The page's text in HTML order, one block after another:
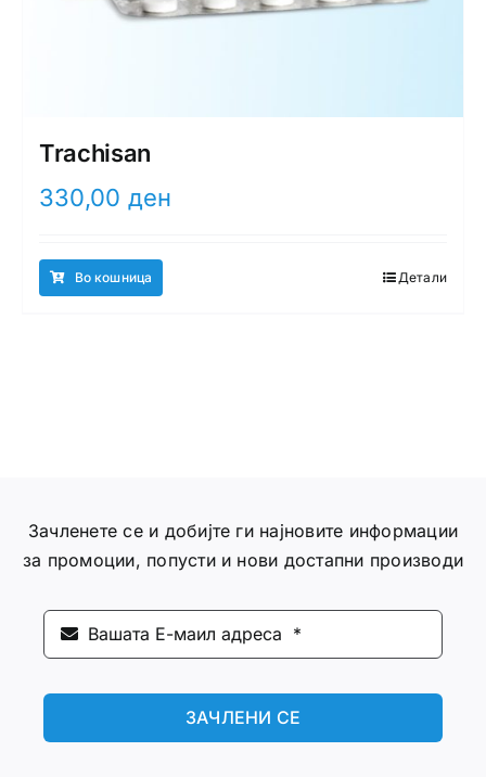
Trachisan
330,00 ден
Во кошница Детали
Зачленете се и добијте ги најновите информации
за промоции, попусти и нови достапни производи
ЗАЧЛЕНИ СЕ